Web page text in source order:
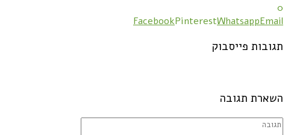
0
FacebookPinterestWhatsappEmail
תגובות פייסבוק
השארת תגובה